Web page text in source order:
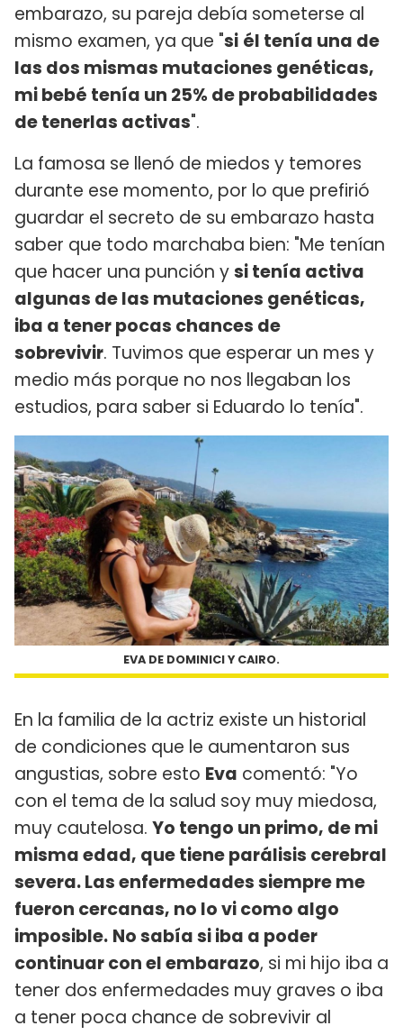
embarazo, su pareja debía someterse al
mismo examen, ya que "si él tenía una de
las dos mismas mutaciones genéticas,
mi bebé tenía un 25% de probabilidades
de tenerlas activas".
La famosa se llenó de miedos y temores
durante ese momento, por lo que prefirió
guardar el secreto de su embarazo hasta
saber que todo marchaba bien: "Me tenían
que hacer una punción ysi tenía activa
algunas de las mutaciones genéticas,
iba a tener pocas chances de
sobrevivir. Tuvimos que esperar un mes y
medio más porque no nos llegaban los
estudios, para saber si Eduardo lo tenía".
EVA DE DOMINICI Y CAIRO.
En la familia de la actriz existe un historial
de condiciones que le aumentaron sus
angustias, sobre esto Eva comentó: "Yo
con el tema de la salud soy muy miedosa,
muy cautelosa. Yo tengo un primo, de mi
misma edad, que tiene parálisis cerebral
severa. Las enfermedades siempre me
fueron cercanas, no lo vi como algo
imposible. No sabía si iba a poder
continuar con el embarazo, si mi hijo iba a
tener dos enfermedades muy graves o iba
a tener poca chance de sobrevivir al